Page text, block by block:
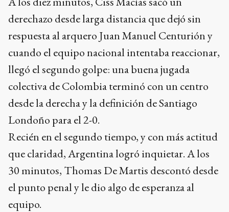
derechazo desde larga distancia que dejó sin
respuesta al arquero Juan Manuel Centurión y
cuando el equipo nacional intentaba reaccionar,
llegó el segundo golpe: una buena jugada
colectiva de Colombia terminó con un centro
desde la derecha y la definición de Santiago
Londoño para el 2-0.
Recién en el segundo tiempo, y con más actitud
que claridad, Argentina logró inquietar. A los
30 minutos, Thomas De Martis descontó desde
el punto penal y le dio algo de esperanza al
equipo.